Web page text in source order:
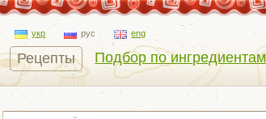
укр рус eng
Рецепты Подбор по ингредиентам